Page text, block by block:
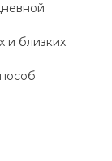
и близких